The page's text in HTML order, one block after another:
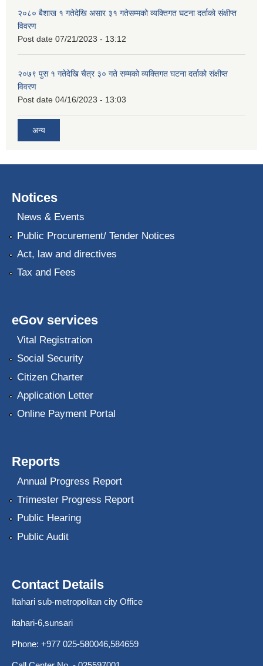
२०८० बैशाख १ गतेदेखि असार ३१ गतेसम्मको व्यक्तिगत घटना दर्ताको संक्षीप्त
विवरण
Post date 07/21/2023 - 13:12
२०७९ पुस १ गतेदेखि चैत्र ३० गते सम्मको व्यक्तिगत घटना दर्ताको संक्षीप्त
विवरण
Post date 04/16/2023 - 13:03
अन्य
Notices
News & Events
Public Procurement/ Tender Notices
Act, law and directives
Tax and Fees
eGov services
Vital Registration
Social Security
Citizen Charter
Application Letter
Online Payment Portal
Reports
Annual Progress Report
Trimester Progress Report
Public Hearing
Public Audit
Contact Details
Itahari sub-metropolitan city Office
itahari-6,sunsari
Phone: +977 025-580046,584659